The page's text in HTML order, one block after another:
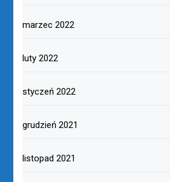
marzec 2022
luty 2022
styczeń 2022
grudzień 2021
listopad 2021